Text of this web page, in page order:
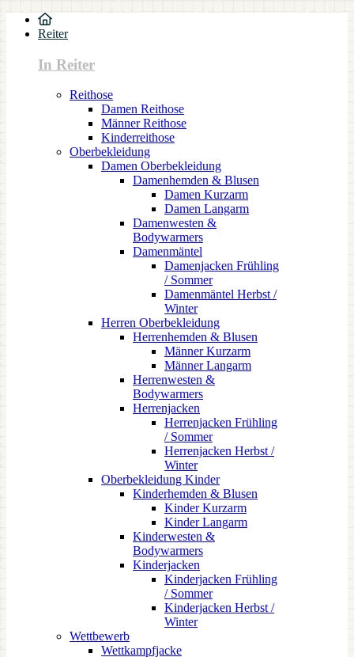
Reiter
In Reiter
Reithose
Damen Reithose
Männer Reithose
Kinderreithose
Oberbekleidung
Damen Oberbekleidung
Damenhemden & Blusen
Damen Kurzarm
Damen Langarm
Damenwesten &
Bodywarmers
Damenmäntel
Damenjacken Frühling
/ Sommer
Damenmäntel Herbst /
Winter
Herren Oberbekleidung
Herrenhemden & Blusen
Männer Kurzarm
Männer Langarm
Herrenwesten &
Bodywarmers
Herrenjacken
Herrenjacken Frühling
/ Sommer
Herrenjacken Herbst /
Winter
Oberbekleidung Kinder
Kinderhemden & Blusen
Kinder Kurzarm
Kinder Langarm
Kinderwesten &
Bodywarmers
Kinderjacken
Kinderjacken Frühling
/ Sommer
Kinderjacken Herbst /
Winter
Wettbewerb
Wettkampfjacke